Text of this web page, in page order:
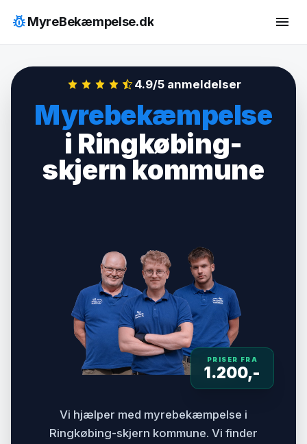
indhold
pest_controlMyreBekæmpelse.dk menu
4.9/5 anmeldelser
Myrebekæmpelse
i Ringkøbing-
skjern kommune
PRISER FRA
1.200,-
Vi hjælper med myrebekæmpelse i
Ringkøbing-skjern kommune. Vi finder